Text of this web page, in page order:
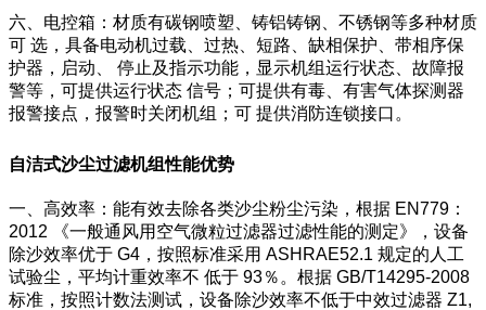
六、电控箱：材质有碳钢喷塑、铸铝铸钢、不锈钢等多种材质
可 选，具备电动机过载、过热、短路、缺相保护、带相序保
护器，启动、 停止及指示功能，显示机组运行状态、故障报
警等，可提供运行状态 信号；可提供有毒、有害气体探测器
报警接点，报警时关闭机组；可 提供消防连锁接口。
自洁式沙尘过滤机组性能优势
一、高效率：能有效去除各类沙尘粉尘污染，根据 EN779：
2012 《一般通风用空气微粒过滤器过滤性能的测定》，设备
除沙效率优于 G4，按照标准采用 ASHRAE52.1 规定的人工
试验尘，平均计重效率不 低于 93％。根据 GB/T14295-2008
标准，按照计数法测试，设备除沙效率不低于中效过滤器 Z1,